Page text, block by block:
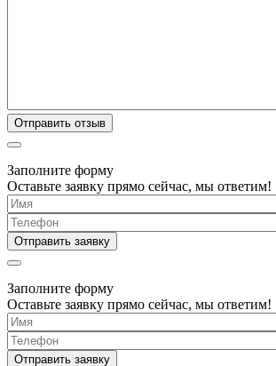
Заполните форму
Оставьте заявку прямо сейчас, мы ответим!
Заполните форму
Оставьте заявку прямо сейчас, мы ответим!